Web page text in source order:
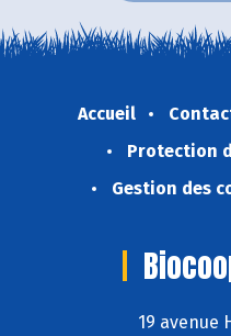
Accueil
Protection
Gestion des
19 avenue